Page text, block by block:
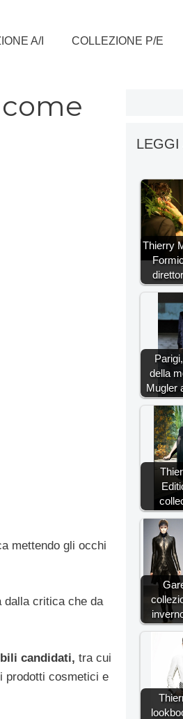
A/I COLLEZIONE P/E
mettendo gli occhi
dalla critica che da
candidati, tra cui
prodotti cosmetici e
LEGGI
Thierry
della
Mugler